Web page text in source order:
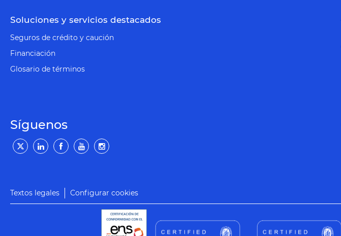
Soluciones y servicios destacados
Seguros de crédito y caución
Financiación
Glosario de términos
Síguenos
Textos legales Configurar cookies